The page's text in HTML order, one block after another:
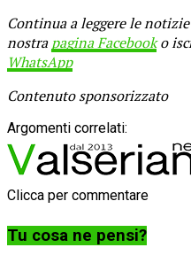
Continua a leggere le
nostrapagina Facebooko
WhatsApp
Contenuto sponsorizzato
Argomenti correlati:
Clicca per commentare
Tu cosa ne pensi?